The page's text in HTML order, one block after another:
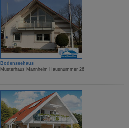
Bodenseehaus
Musterhaus Mannheim Hausnummer 26